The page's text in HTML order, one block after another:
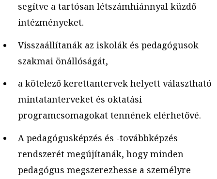
segítve a tartósan létszámhiánnyal küzdő
intézményeket.
Visszaállítanák az iskolák és pedagógusok
szakmai önállóságát,
a kötelező kerettantervek helyett választható
mintatanterveket és oktatási
programcsomagokat tennének elérhetővé.
A pedagógusképzés és -továbbképzés
rendszerét megújítanák, hogy minden
pedagógus megszerezhesse a személyre